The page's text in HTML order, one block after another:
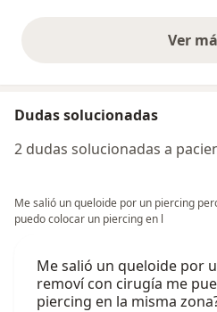
Ver
Dudas solucionadas
2 dudas solucionadas a
Me salió un queloide por un piercing
puedo colocar un piercing en l
Me salió un queloide por
removí con cirugía me
piercing en la misma